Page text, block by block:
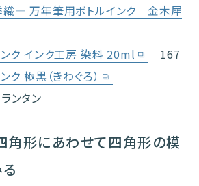
― 万年筆用ボトルインク 金木犀
ク インク工房 染料 20ml
167
極黒（きわぐろ）
ンタン
角形にあわせて四角形の模